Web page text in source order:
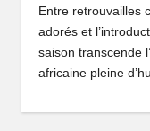
A
fr
Entre retrouvailles
adorés et
saison transcende
africaine pleine